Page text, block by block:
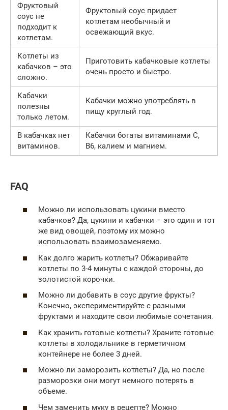
Фруктовый
соус не
подходит к
котлетам.
Фруктовый соус придает
котлетам необычный и
освежающий вкус.
Котлеты из
кабачков – это
сложно.
Приготовить кабачковые котлеты
очень просто и быстро.
Кабачки
полезны
только летом.
Кабачки можно употреблять в
пищу круглый год.
В кабачках нет
витаминов.
Кабачки богаты витаминами C,
B6, калием и магнием.
FAQ
Можно ли использовать цукини вместо
кабачков? Да, цукини и кабачки – это один и тот
же вид овощей, поэтому их можно
использовать взаимозаменяемо.
Как долго жарить котлеты? Обжаривайте
котлеты по 3-4 минуты с каждой стороны, до
золотистой корочки.
Можно ли добавить в соус другие фрукты?
Конечно, экспериментируйте с разными
фруктами и находите свои любимые сочетания.
Как хранить готовые котлеты? Храните готовые
котлеты в холодильнике в герметичном
контейнере не более 3 дней.
Можно ли заморозить котлеты? Да, но после
разморозки они могут немного потерять в
объеме.
Чем заменить муку в рецепте? Можно